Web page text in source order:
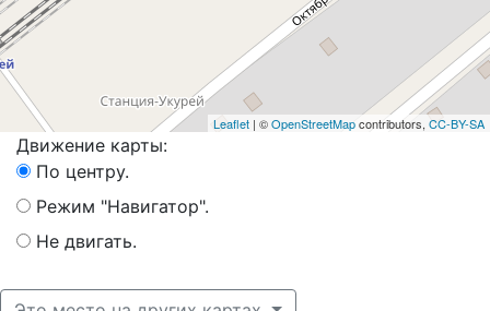
Leaflet | ©OpenStreetMapcontributors, CC-BY-SA
Движение карты:
По центру.
Режим "Навигатор".
Не двигать.